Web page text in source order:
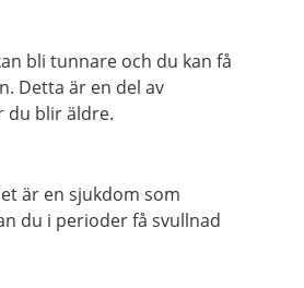
bli tunnare och du kan få
Detta är en del av
du blir äldre.
är en sjukdom som
du i perioder få svullnad